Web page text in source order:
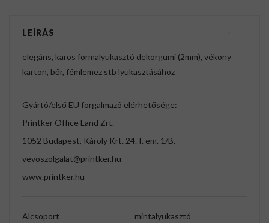
LEÍRÁS
elegáns, karos formalyukasztó dekorgumi (2mm), vékony
karton, bőr, fémlemez stb lyukasztásához
Gyártó/első EU forgalmazó elérhetősége:
Printker Office Land Zrt.
1052 Budapest, Károly Krt. 24. I. em. 1/B.
vevoszolgalat@printker.hu
www.printker.hu
Alcsoport
mintalyukasztó